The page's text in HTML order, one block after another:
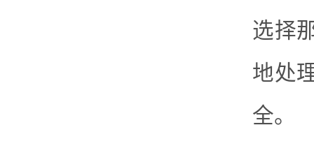
选择
地处
全。